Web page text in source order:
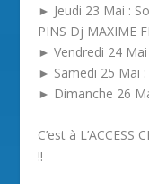
► Jeudi 23 Mai :
PINS Dj MAXIME
► Vendredi 24
► Samedi 25 Mai :
► Dimanche 26
C’est à
!!